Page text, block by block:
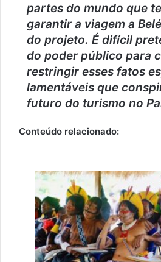
partes do mundo que
garantir a viagem a
do projeto. É difícil
do poder público para
restringir esses fatos
lamentáveis que
futuro do turismo no
Conteúdo relacionado: